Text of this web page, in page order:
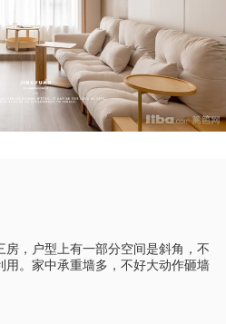
房，户型上有一部分空间是斜角，不
用。家中承重墙多，不好大动作砸墙